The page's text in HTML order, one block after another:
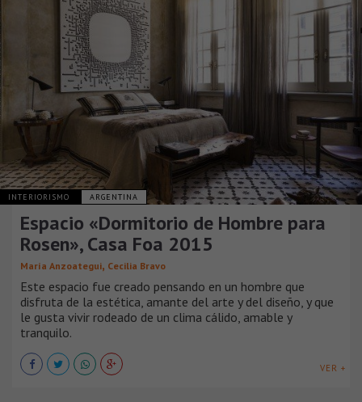
INTERIORISMO ARGENTINA
Espacio «Dormitorio de Hombre para
Rosen», Casa Foa 2015
María Anzoategui, Cecilia Bravo
Este espacio fue creado pensando en un hombre que
disfruta de la estética, amante del arte y del diseño, y que
le gusta vivir rodeado de un clima cálido, amable y
tranquilo.
VER +